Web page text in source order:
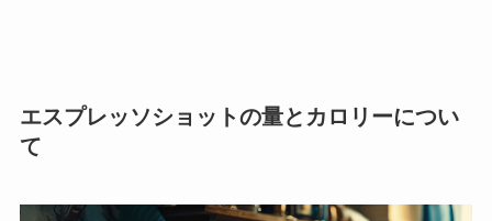
エスプレッソショットの量とカロリーについ
て